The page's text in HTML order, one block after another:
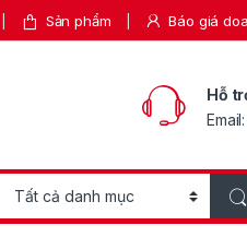
Sản phẩm Báo giá
Hỗ